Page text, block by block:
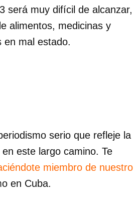
será muy difícil de alcanzar,
alimentos, medicinas y
en mal estado.
serio que refleje la
este largo camino. Te
miembro de nuestro
en Cuba.